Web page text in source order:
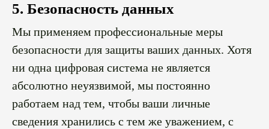
5. Безопасность данных
Мы применяем профессиональные меры
безопасности для защиты ваших данных. Хотя
ни одна цифровая система не является
абсолютно неуязвимой, мы постоянно
работаем над тем, чтобы ваши личные
сведения хранились с тем же уважением, с